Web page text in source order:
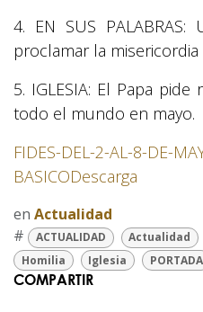
4. EN SUS
proclamar la
5. IGLESIA: El Papa
todo el mundo en mayo.
FIDES-DEL-2-AL-8-DE-
BASICODescarga
en Actualidad
#
ACTUALIDAD Actualidad
Homilia
Iglesia PORTADA
COMPARTIR